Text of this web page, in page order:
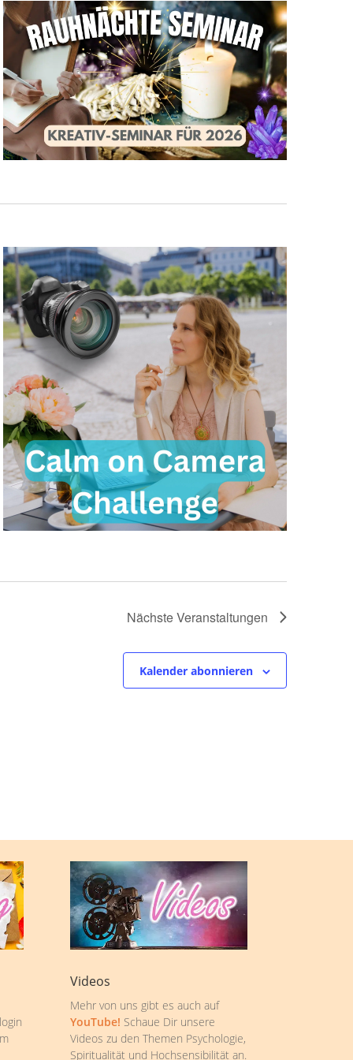
NächsteVeranstaltungen
Kalender abonnieren
Videos
Mehr von uns gibt es auch auf
YouTube! Schaue Dir unsere
Videos zu den Themen Psychologie,
Spiritualität und Hochsensibilität an.